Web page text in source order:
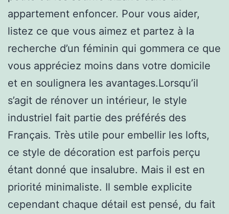
appartement enfoncer. Pour vous aider,
listez ce que vous aimez et partez à la
recherche d’un féminin qui gommera ce que
vous appréciez moins dans votre domicile
et en soulignera les avantages.Lorsqu’il
s’agit de rénover un intérieur, le style
industriel fait partie des préférés des
Français. Très utile pour embellir les lofts,
ce style de décoration est parfois perçu
étant donné que insalubre. Mais il est en
priorité minimaliste. Il semble explicite
cependant chaque détail est pensé, du fait